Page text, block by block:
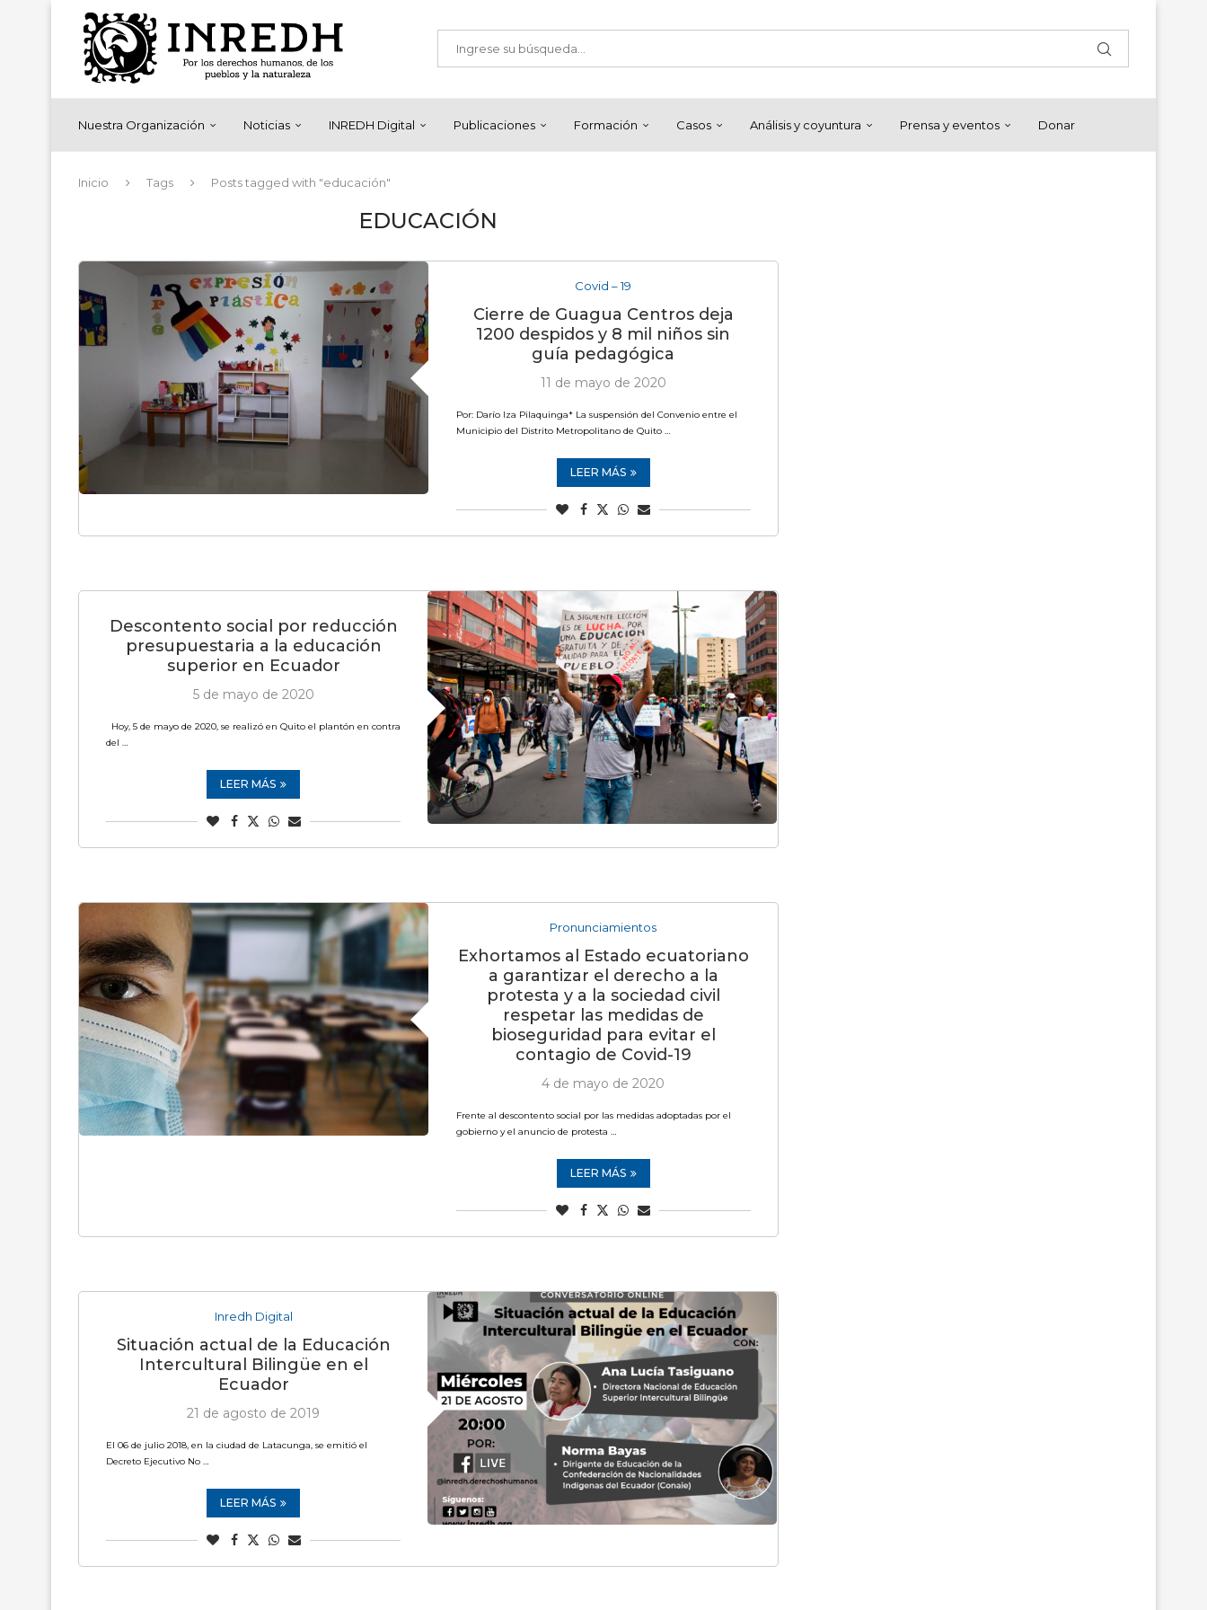
Nuestra Organización Noticias INREDH Digital Publicaciones Formación Casos Análisis y coyuntura Prensa y eventos Donar
Inicio Tags Posts tagged with "educación"
EDUCACIÓN
Covid – 19
Cierre de Guagua Centros deja
1200 despidos y 8 mil niños sin
guía pedagógica
11 de mayo de 2020
Por: Darío Iza Pilaquinga* La suspensión del Convenio entre el
Municipio del Distrito Metropolitano de Quito …
LEER MÁS
Descontento social por reducción
presupuestaria a la educación
superior en Ecuador
5 de mayo de 2020
Hoy, 5 de mayo de 2020, se realizó en Quito el plantón en contra
del …
LEER MÁS
Pronunciamientos
Exhortamos al Estado ecuatoriano
a garantizar el derecho a la
protesta y a la sociedad civil
respetar las medidas de
bioseguridad para evitar el
contagio de Covid-19
4 de mayo de 2020
Frente al descontento social por las medidas adoptadas por el
gobierno y el anuncio de protesta …
LEER MÁS
Inredh Digital
Situación actual de la Educación
Intercultural Bilingüe en el
Ecuador
21 de agosto de 2019
El 06 de julio 2018, en la ciudad de Latacunga, se emitió el
Decreto Ejecutivo No …
LEER MÁS